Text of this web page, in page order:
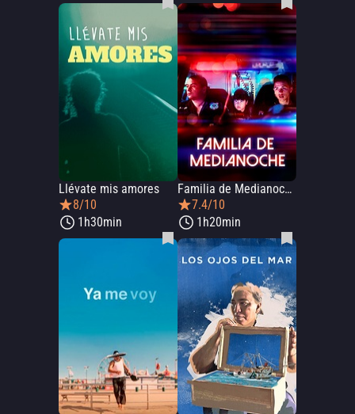
Llévate mis amores
8/10
1h30min
Familia de Medianoche
7.4/10
1h20min